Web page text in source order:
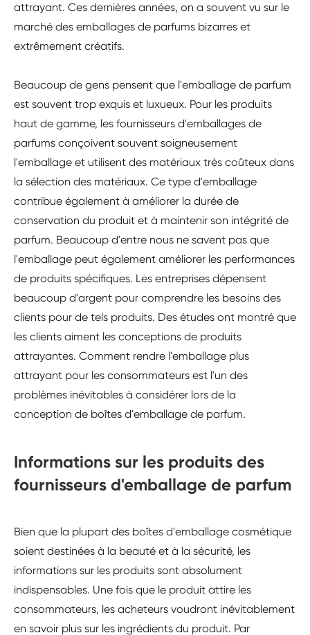
attrayant. Ces dernières années, on a souvent vu sur le
marché des emballages de parfums bizarres et
extrêmement créatifs.
Beaucoup de gens pensent que l'emballage de parfum
est souvent trop exquis et luxueux. Pour les produits
haut de gamme, les fournisseurs d'emballages de
parfums conçoivent souvent soigneusement
l'emballage et utilisent des matériaux très coûteux dans
la sélection des matériaux. Ce type d'emballage
contribue également à améliorer la durée de
conservation du produit et à maintenir son intégrité de
parfum. Beaucoup d'entre nous ne savent pas que
l'emballage peut également améliorer les performances
de produits spécifiques. Les entreprises dépensent
beaucoup d'argent pour comprendre les besoins des
clients pour de tels produits. Des études ont montré que
les clients aiment les conceptions de produits
attrayantes. Comment rendre l'emballage plus
attrayant pour les consommateurs est l'un des
problèmes inévitables à considérer lors de la
conception de boîtes d'emballage de parfum.
Informations sur les produits des
fournisseurs d'emballage de parfum
Bien que la plupart des boîtes d'emballage cosmétique
soient destinées à la beauté et à la sécurité, les
informations sur les produits sont absolument
indispensables. Une fois que le produit attire les
consommateurs, les acheteurs voudront inévitablement
en savoir plus sur les ingrédients du produit. Par